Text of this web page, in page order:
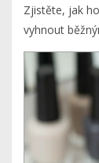
Zjistěte, jak
vyhnout